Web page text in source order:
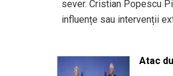
sever. Cristian Popescu
influențe sau intervenții
Atac